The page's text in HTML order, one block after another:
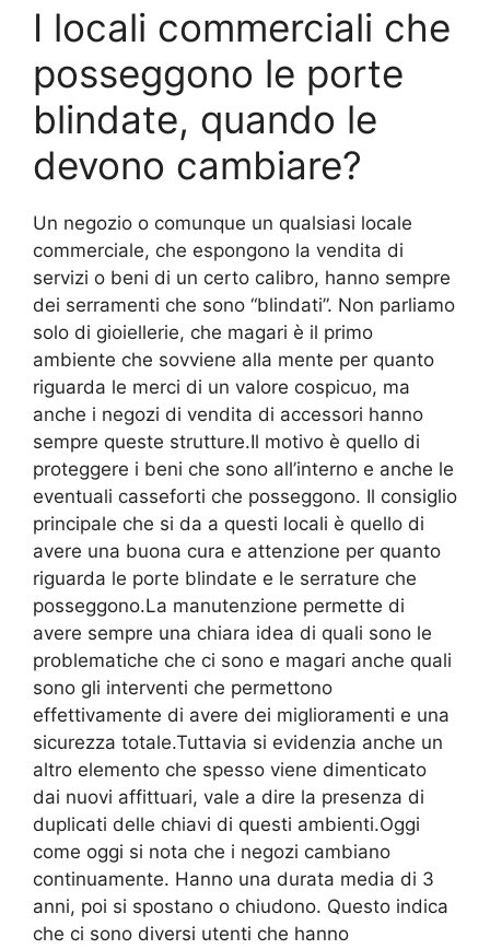
I locali commerciali che
posseggono le porte
blindate, quando le
devono cambiare?
Un negozio o comunque un qualsiasi locale
commerciale, che espongono la vendita di
servizi o beni di un certo calibro, hanno sempre
dei serramenti che sono “blindati”. Non parliamo
solo di gioiellerie, che magari è il primo
ambiente che sovviene alla mente per quanto
riguarda le merci di un valore cospicuo, ma
anche i negozi di vendita di accessori hanno
sempre queste strutture.Il motivo è quello di
proteggere i beni che sono all’interno e anche le
eventuali casseforti che posseggono. Il consiglio
principale che si da a questi locali è quello di
avere una buona cura e attenzione per quanto
riguarda le porte blindate e le serrature che
posseggono.La manutenzione permette di
avere sempre una chiara idea di quali sono le
problematiche che ci sono e magari anche quali
sono gli interventi che permettono
effettivamente di avere dei miglioramenti e una
sicurezza totale.Tuttavia si evidenzia anche un
altro elemento che spesso viene dimenticato
dai nuovi affittuari, vale a dire la presenza di
duplicati delle chiavi di questi ambienti.Oggi
come oggi si nota che i negozi cambiano
continuamente. Hanno una durata media di 3
anni, poi si spostano o chiudono. Questo indica
che ci sono diversi utenti che hanno